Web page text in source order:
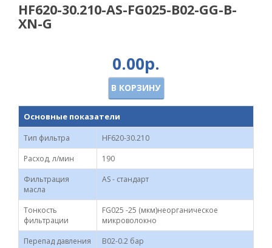
HF620-30.210-AS-FG025-B02-GG-B-
XN-G
0.00р.
В КОРЗИНУ
Основные показатели
Тип фильтра
HF620-30.210
Расход, л/мин
190
Фильтрация
масла
AS - стандарт
Тонкость
фильтрации
FG025 -25 (мкм)неорганическое
микроволокно
Перепад давления
B02-0.2 бар